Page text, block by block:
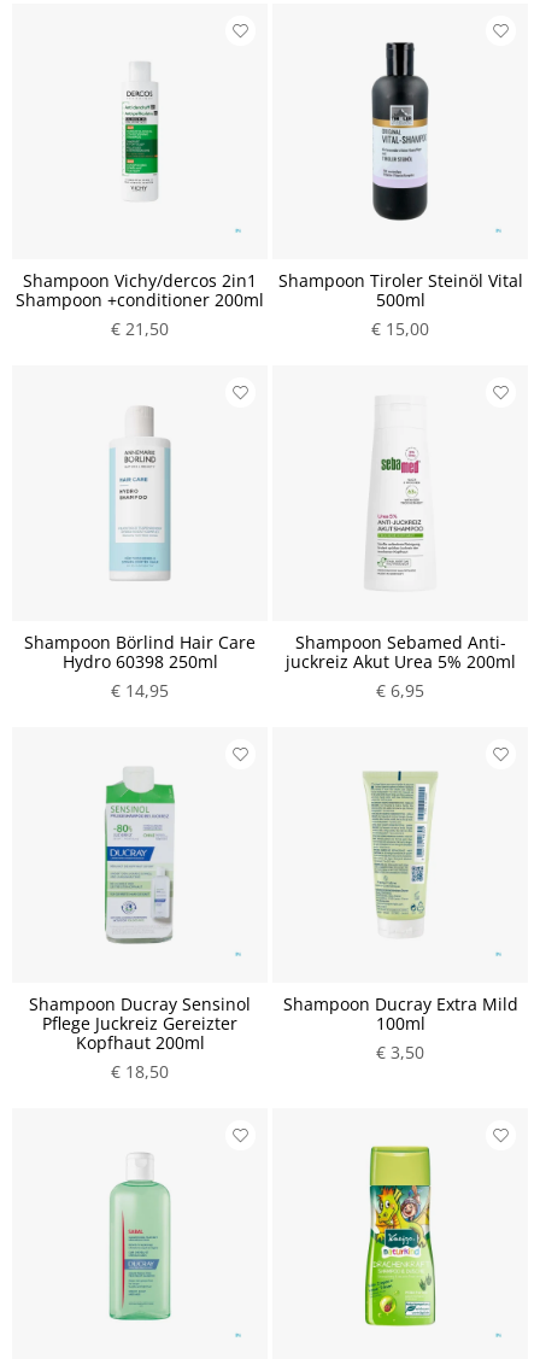
Shampoon Vichy/dercos 2in1
Shampoon +conditioner 200ml
€ 21,50
Shampoon Tiroler Steinöl Vital
500ml
€ 15,00
Shampoon Börlind Hair Care
Hydro 60398 250ml
€ 14,95
Shampoon Sebamed Anti-
juckreiz Akut Urea 5% 200ml
€ 6,95
Shampoon Ducray Sensinol
Pflege Juckreiz Gereizter
Kopfhaut 200ml
€ 18,50
Shampoon Ducray Extra Mild
100ml
€ 3,50